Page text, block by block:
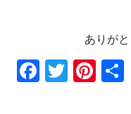
ありが
Fac
Twi
Pin